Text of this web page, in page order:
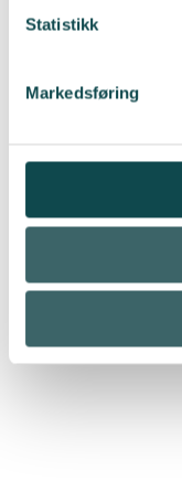
Statistikk
Markedsføring